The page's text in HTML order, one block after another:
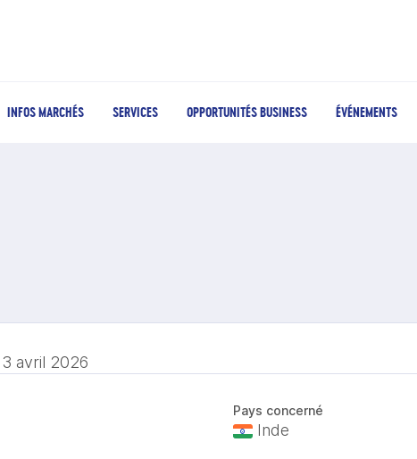
INFOS MARCHÉS SERVICES OPPORTUNITÉS BUSINESS ÉVÉNEMENTS
avril 2026
Pays concerné
Inde